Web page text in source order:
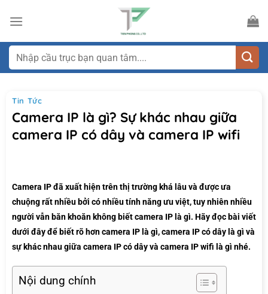
qua
dungTìm
kiếm:
Tin Tức
Camera IP là gì? Sự khác nhau giữa
camera IP có dây và camera IP wifi
Camera IP đã xuất hiện trên thị trường khá lâu và được ưa
chuộng rất nhiều bởi có nhiều tính năng ưu việt, tuy nhiên nhiều
người vẫn băn khoăn không biết camera IP là gì. Hãy đọc bài viết
dưới đây để biết rõ hơn camera IP là gì, camera IP có dây là gì và
sự khác nhau giữa camera IP có dây và camera IP wifi là gì nhé.
Nội dung chính